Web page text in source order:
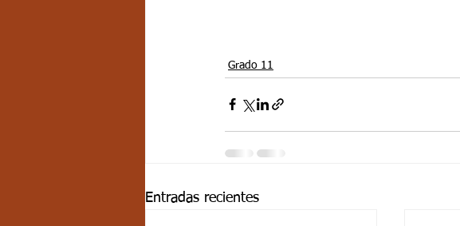
Grado 11
Entradas recientes